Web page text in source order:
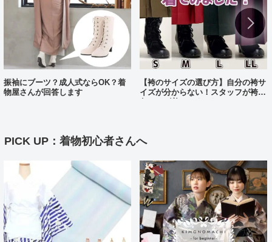
振袖にブーツ？成人式ならOK？着
物屋さんが回答します
【袴のサイズの選び方】自分の袴サ
イズが分からない！スタッフが袴、
PICK UP：着物初心者さんへ